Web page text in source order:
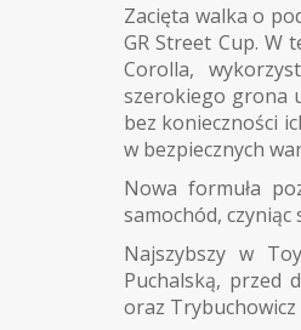
Zacięta walka o
GR Street Cup. W
Corolla,
szerokiego grona
bez konieczności
w bezpiecznych
Nowa formuła
samochód,
Najszybszy w
Puchalską, przed
oraz Trybuchowicz